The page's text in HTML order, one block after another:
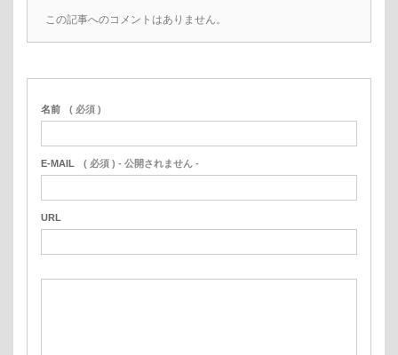
この記事へのコメントはありません。
名前 ( 必須 )
E-MAIL ( 必須 ) - 公開されません -
URL